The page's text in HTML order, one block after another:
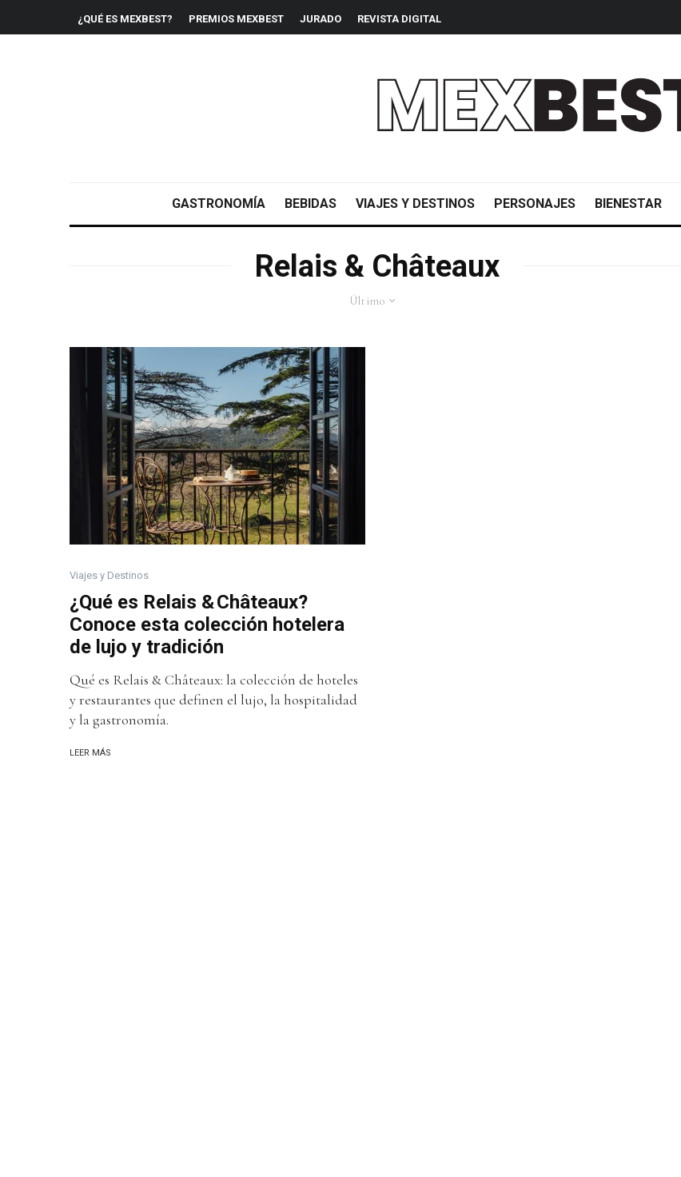
¿QUÉ ES MEXBEST? PREMIOS MEXBEST JURADO REVISTA DIGITAL
GASTRONOMÍA BEBIDAS VIAJES Y DESTINOS PERSONAJES BIENESTAR
Relais & Châteaux
Último
Viajes y Destinos
¿Qué es Relais & Châteaux?
Conoce esta colección hotelera
de lujo y tradición
Qué es Relais & Châteaux: la colección de hoteles
y restaurantes que definen el lujo, la hospitalidad
y la gastronomía.
LEER MÁS